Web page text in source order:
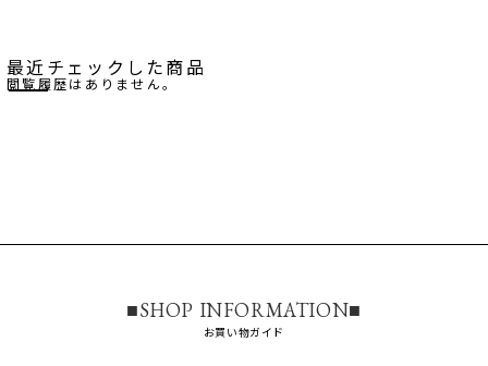
最近チェックした商品
閲覧履歴はありません。
■SHOP INFORMATION■
お買い物ガイド